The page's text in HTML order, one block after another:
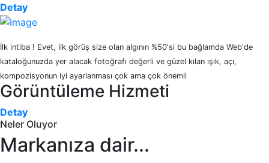
Detay
İlk intiba ! Evet, ilk görüş size olan algının %50'si bu bağlamda Web'de
kataloğunuzda yer alacak fotoğrafı değerli ve güzel kılan ışık, açı,
kompozisyonun iyi ayarlanması çok ama çok önemli
Görüntüleme Hizmeti
Detay
Neler Oluyor
Markanıza dair...